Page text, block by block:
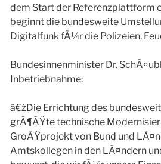
dem Start der Referenzplattform
beginnt die bundesweite
Digitalfunk fÃ¼r die Polizeien,
Bundesinnenminister Dr.
Inbetriebnahme:
â€žDie Errichtung des
grÃ¶ÃŸte technische
GroÃŸprojekt von Bund und
Amtskollegen in den LÃ¤ndern